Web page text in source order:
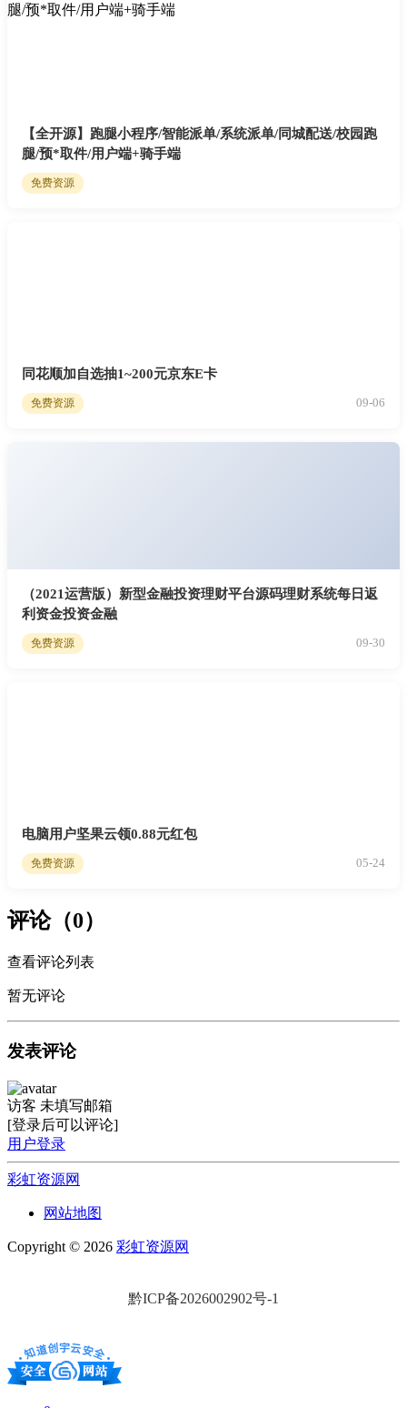
【全开源】跑腿小程序/智能派单/系统派单/同城配送/校园跑
腿/预*取件/用户端+骑手端
免费资源
同花顺加自选抽1~200元京东E卡
免费资源 09-06
（2021运营版）新型金融投资理财平台源码理财系统每日返
利资金投资金融
免费资源 09-30
电脑用户坚果云领0.88元红包
免费资源 05-24
评论（0）
查看评论列表
暂无评论
发表评论
访客 未填写邮箱
[登录后可以评论]
用户登录
彩虹资源网
网站地图
Copyright © 2026 彩虹资源网
黔ICP备2026002902号-1